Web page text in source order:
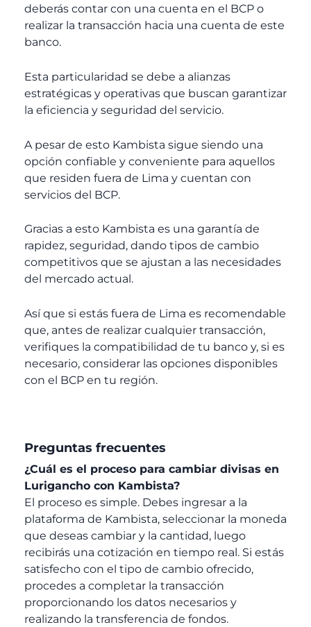
deberás contar con una cuenta en el BCP o
realizar la transacción hacia una cuenta de este
banco.
Esta particularidad se debe a alianzas
estratégicas y operativas que buscan garantizar
la eficiencia y seguridad del servicio.
A pesar de esto Kambista sigue siendo una
opción confiable y conveniente para aquellos
que residen fuera de Lima y cuentan con
servicios del BCP.
Gracias a esto Kambista es una garantía de
rapidez, seguridad, dando tipos de cambio
competitivos que se ajustan a las necesidades
del mercado actual.
Así que si estás fuera de Lima es recomendable
que, antes de realizar cualquier transacción,
verifiques la compatibilidad de tu banco y, si es
necesario, considerar las opciones disponibles
con el BCP en tu región.
Preguntas frecuentes
¿Cuál es el proceso para cambiar divisas en
Lurigancho con Kambista?
El proceso es simple. Debes ingresar a la
plataforma de Kambista, seleccionar la moneda
que deseas cambiar y la cantidad, luego
recibirás una cotización en tiempo real. Si estás
satisfecho con el tipo de cambio ofrecido,
procedes a completar la transacción
proporcionando los datos necesarios y
realizando la transferencia de fondos.